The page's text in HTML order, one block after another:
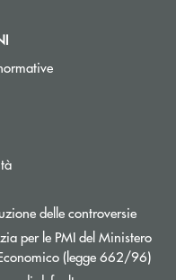
delle controversie
per le PMI del Ministero
(legge 662/96)